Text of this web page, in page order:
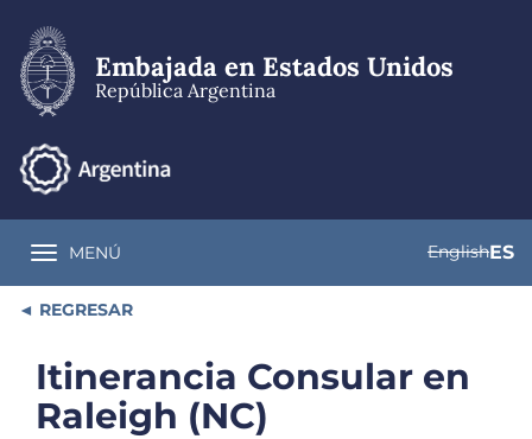
contenido
principal
Embajada en Estados Unidos
República Argentina
Toggle navigation
MENÚ EnglishES
REGRESAR
Itinerancia Consular en
Raleigh (NC)